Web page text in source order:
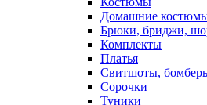
Домашние
Брюки, бриджи,
Комплекты
Платья
Свитшоты,
Сорочки
Туники